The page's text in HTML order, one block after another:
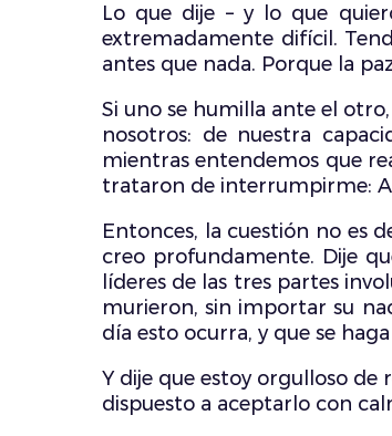
Lo que dije – y lo que
extremadamente difícil.
antes que nada. Porque la
Si uno se humilla ante el
nosotros: de nuestra
mientras entendemos que
trataron de interrumpirme:
Entonces, la cuestión no es
creo profundamente. Dije
líderes de las tres partes
murieron, sin importar su
día esto ocurra, y que se
Y dije que estoy orgulloso
dispuesto a aceptarlo con